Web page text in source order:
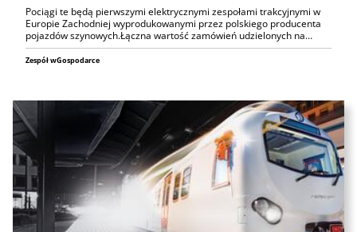
Pociągi te będą pierwszymi elektrycznymi zespołami trakcyjnymi w
Europie Zachodniej wyprodukowanymi przez polskiego producenta
pojazdów szynowych.Łączna wartość zamówień udzielonych na…
Zespół wGospodarce